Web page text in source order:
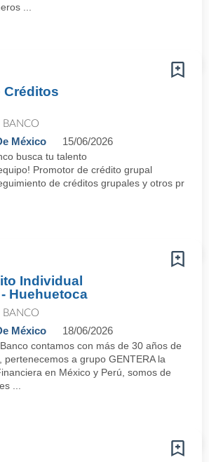
...
Créditos
BANCO
México 15/06/2026
busca tu talento
Promotor de crédito grupal
de créditos grupales y otros
Individual
Huehuetoca
BANCO
México 18/06/2026
contamos con más de 30 años de
pertenecemos a grupo GENTERA la
en México y Perú, somos de
...